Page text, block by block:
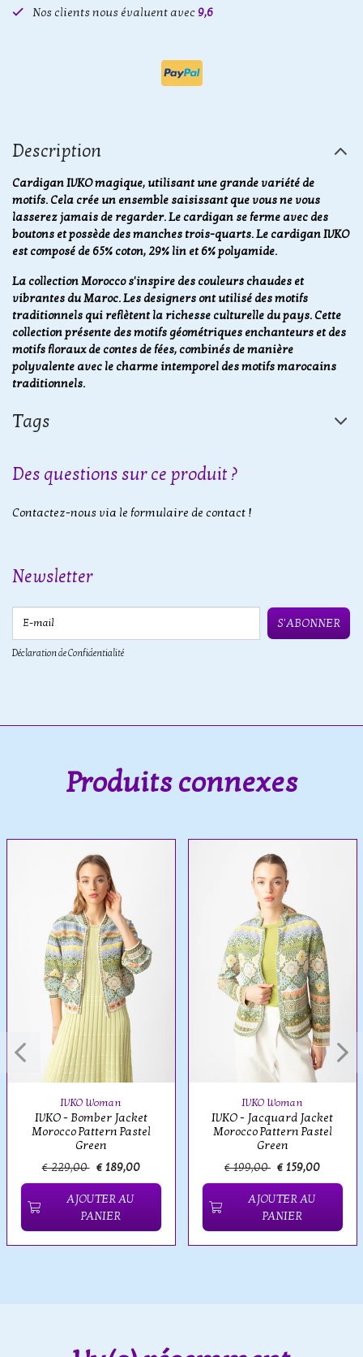
Nos clients nous évaluent avec 9,6
Description
Cardigan IVKO magique, utilisant une grande variété de
motifs. Cela crée un ensemble saisissant que vous ne vous
lasserez jamais de regarder. Le cardigan se ferme avec des
boutons et possède des manches trois-quarts. Le cardigan IVKO
est composé de 65% coton, 29% lin et 6% polyamide.
La collection Morocco s'inspire des couleurs chaudes et
vibrantes du Maroc. Les designers ont utilisé des motifs
traditionnels qui reflètent la richesse culturelle du pays. Cette
collection présente des motifs géométriques enchanteurs et des
motifs floraux de contes de fées, combinés de manière
polyvalente avec le charme intemporel des motifs marocains
traditionnels.
Tags
Des questions sur ce produit ?
Contactez-nous via le formulaire de contact !
Newsletter
S'ABONNER
Déclaration de Confidentialité
Produits connexes
IVKO Woman
IVKO - Bomber Jacket
Morocco Pattern Pastel
Green
€ 229,00 € 189,00
AJOUTER AU
PANIER
IVKO Woman
IVKO - Jacquard Jacket
Morocco Pattern Pastel
Green
€ 199,00 € 159,00
AJOUTER AU
PANIER